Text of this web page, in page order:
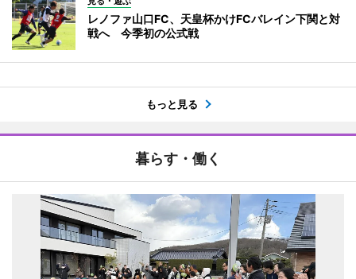
レノファ山口FC、天皇杯かけFCバレイン下関と対
戦へ 今季初の公式戦
もっと見る
暮らす・働く